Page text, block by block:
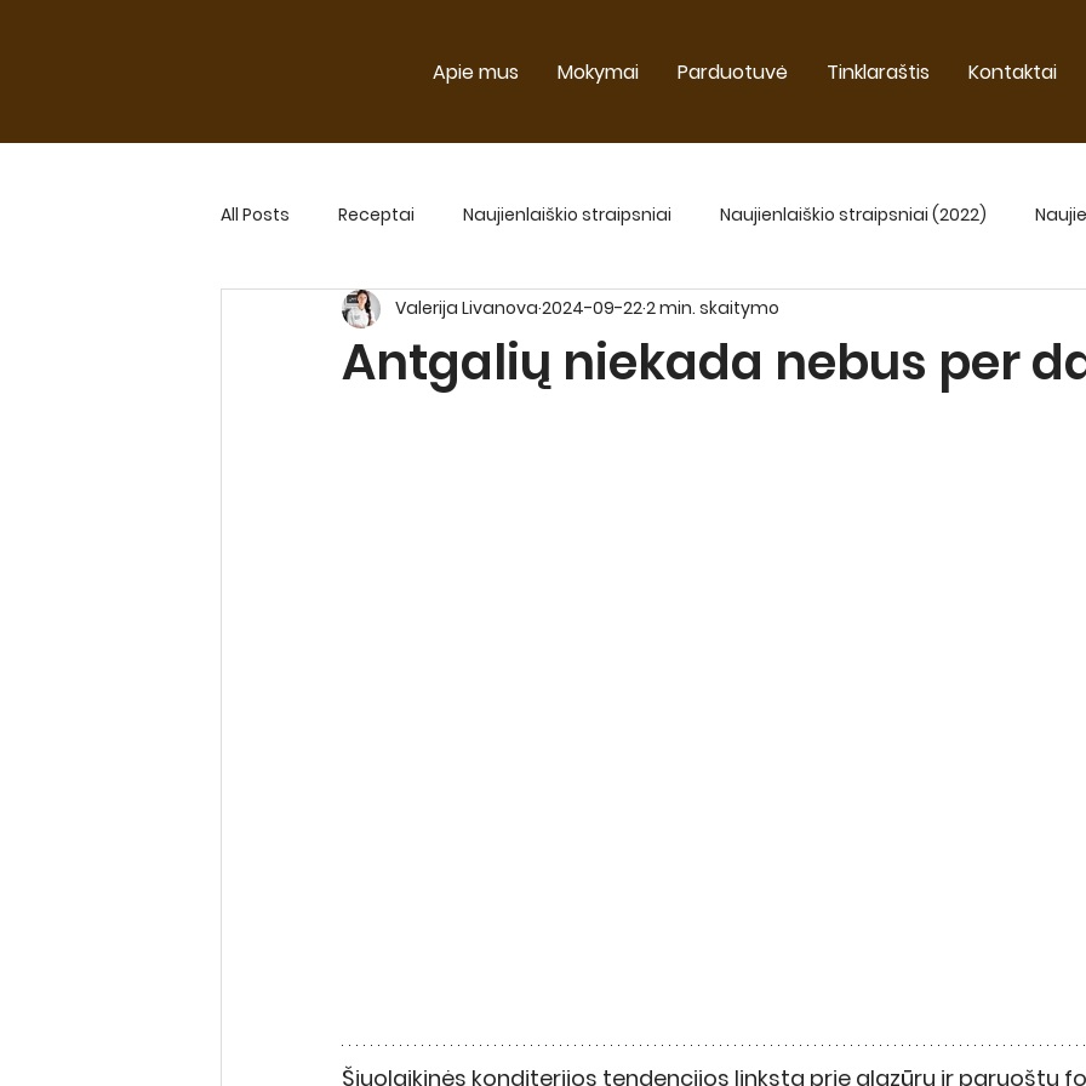
Apie mus Mokymai Parduotuvė Tinklaraštis Kontaktai
All Posts Receptai Naujienlaiškio straipsniai Naujienlaiškio straipsniai (2022)
Naujienlaiškio straipsniai 2024 Naujienlaiškio straipsniai 2025
Antgalių niekada nebus per
Valerija Livanova 2024-09-222 min. skaitymo
Šiuolaikinės konditerijos tendencijos linksta prie glazūrų ir paruoštų